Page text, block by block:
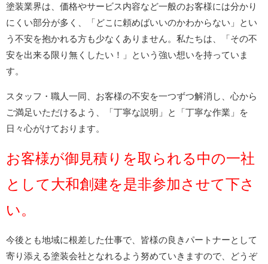
塗装業界は、価格やサービス内容など一般のお客様には分かり
にくい部分が多く、「どこに頼めばいいのかわからない」とい
う不安を抱かれる方も少なくありません。私たちは、「その不
安を出来る限り無くしたい！」という強い想いを持っていま
す。
スタッフ・職人一同、お客様の不安を一つずつ解消し、心から
ご満足いただけるよう、「丁寧な説明」と「丁寧な作業」を
日々心がけております。
お客様が御見積りを取られる中の一社
として大和創建を是非参加させて下さ
い。
今後とも地域に根差した仕事で、皆様の良きパートナーとして
寄り添える塗装会社となれるよう努めていきますので、どうぞ